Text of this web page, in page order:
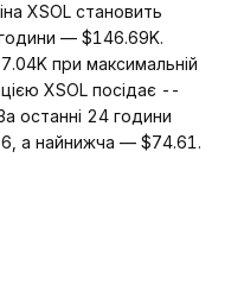
XSOL становить
— $146.69K.
при максимальній
XSOL посідає --
останні 24 години
а найнижча — $74.61.